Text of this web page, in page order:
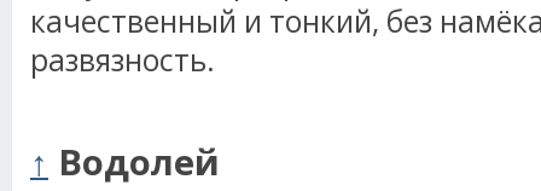
качественный и тонкий, без
развязность.
↑ Водолей